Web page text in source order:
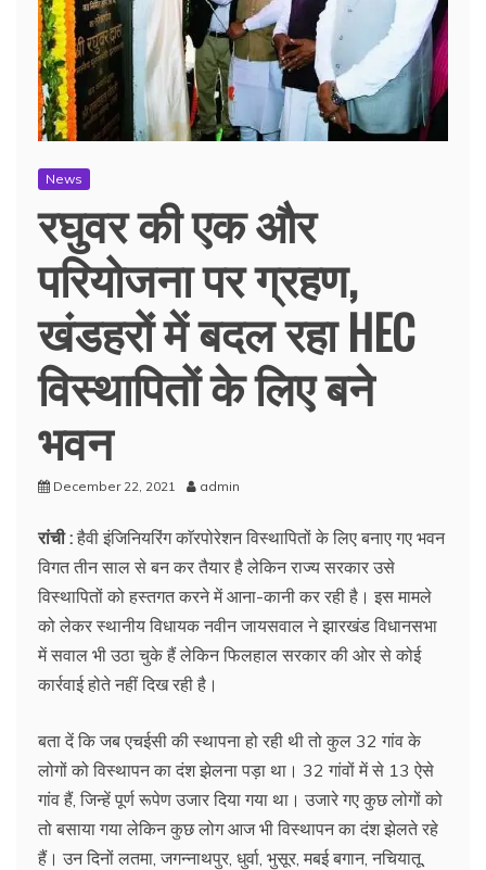
News
रघुवर की एक और
परियोजना पर ग्रहण,
खंडहरों में बदल रहा HEC
विस्थापितों के लिए बने
भवन
December 22, 2021 admin
रांची :हैवी इंजिनियरिंग काॅरपोरेशन विस्थापितों के लिए बनाए गए भवन
विगत तीन साल से बन कर तैयार है लेकिन राज्य सरकार उसे
विस्थापितों को हस्तगत करने में आना-कानी कर रही है। इस मामले
को लेकर स्थानीय विधायक नवीन जायसवाल ने झारखंड विधानसभा
में सवाल भी उठा चुके हैं लेकिन फिलहाल सरकार की ओर से कोई
कार्रवाई होते नहीं दिख रही है।
बता दें कि जब एचईसी की स्थापना हो रही थी तो कुल 32 गांव के
लोगों को विस्थापन का दंश झेलना पड़ा था। 32 गांवों में से 13 ऐसे
गांव हैं, जिन्हें पूर्ण रूपेण उजार दिया गया था। उजारे गए कुछ लोगों को
तो बसाया गया लेकिन कुछ लोग आज भी विस्थापन का दंश झेलते रहे
हैं। उन दिनों लतमा, जगन्नाथपुर, धुर्वा, भुसूर, मबई बगान, नचियातू,